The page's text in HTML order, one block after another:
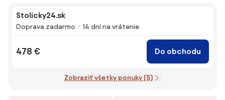
Stolicky24.sk
Doprava zadarmo 14 dní na vrátenie
478 € Do obchodu
Zobraziť všetky ponuky (5)